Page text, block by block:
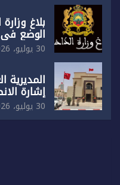
بلاغ
الوضع في
الذاتي
30 يوليو، 2026
إشارة
للدائرة
30 يوليو، 2026